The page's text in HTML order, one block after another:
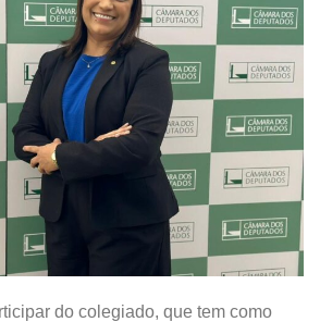
do colegiado, que tem como